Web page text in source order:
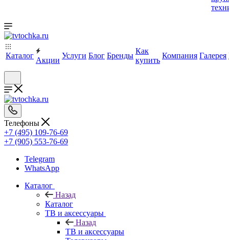
Каталог
Акции
Услуги Блог Бренды
Как
купить
Компания Галерея
Телефоны
+7 (495) 109-76-69
+7 (905) 553-76-69
Telegram
WhatsApp
Каталог
Назад
Каталог
ТВ и аксессуары
Назад
ТВ и аксессуары